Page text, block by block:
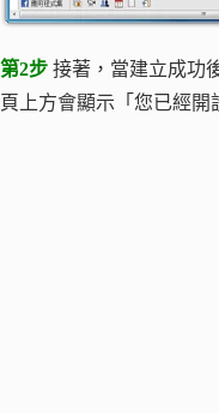
第2步 接著，當建立成功
頁上方會顯示「您已經開